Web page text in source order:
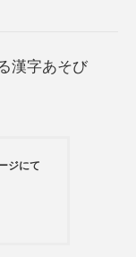
漢字あそび
ジにて